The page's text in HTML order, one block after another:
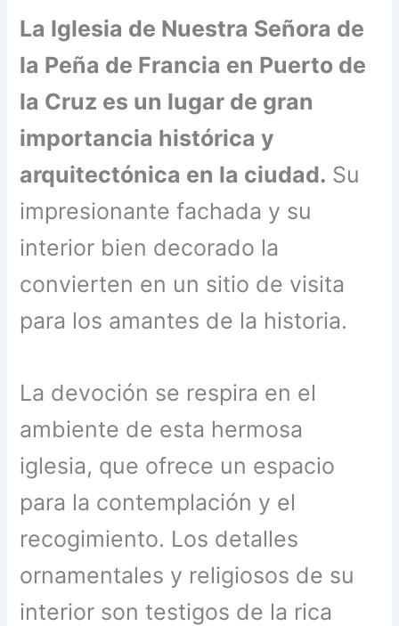
La Iglesia de Nuestra Señora de
la Peña de Francia en Puerto de
la Cruz es un lugar de gran
importancia histórica y
arquitectónica en la ciudad. Su
impresionante fachada y su
interior bien decorado la
convierten en un sitio de visita
para los amantes de la historia.
La devoción se respira en el
ambiente de esta hermosa
iglesia, que ofrece un espacio
para la contemplación y el
recogimiento. Los detalles
ornamentales y religiosos de su
interior son testigos de la rica